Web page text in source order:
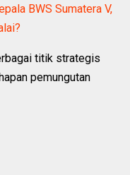
BWS Sumatera V,
titik strategis
pemungutan